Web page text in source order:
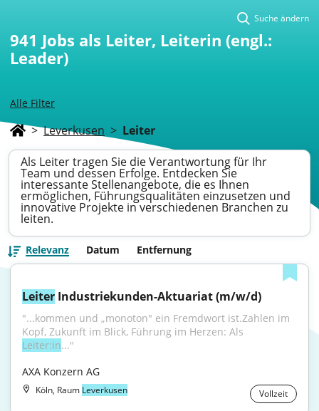
Alle Filter
Suche ändern
941 Jobs als Leiter, Leiterin (engl.:
Leader)
> Leverkusen > Leiter
Als Leiter tragen Sie die Verantwortung für Ihr
Team und dessen Erfolge. Entdecken Sie
interessante Stellenangebote, die es Ihnen
ermöglichen, Führungsqualitäten einzusetzen und
innovative Projekte in verschiedenen Branchen zu
leiten.
Relevanz Datum Entfernung
Leiter Industriekunden-Aktuariat (m/w/d)
"...kommen und „monoton" ein Fremdwort ist.Zahlen im
Leiter:in..."
AXA Konzern AG
Köln, Raum Leverkusen Vollzeit